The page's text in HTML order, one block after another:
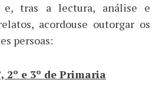
e, tras a lectura, análise e
acordouse outorgar os
persoas:
2º e 3º de Primaria